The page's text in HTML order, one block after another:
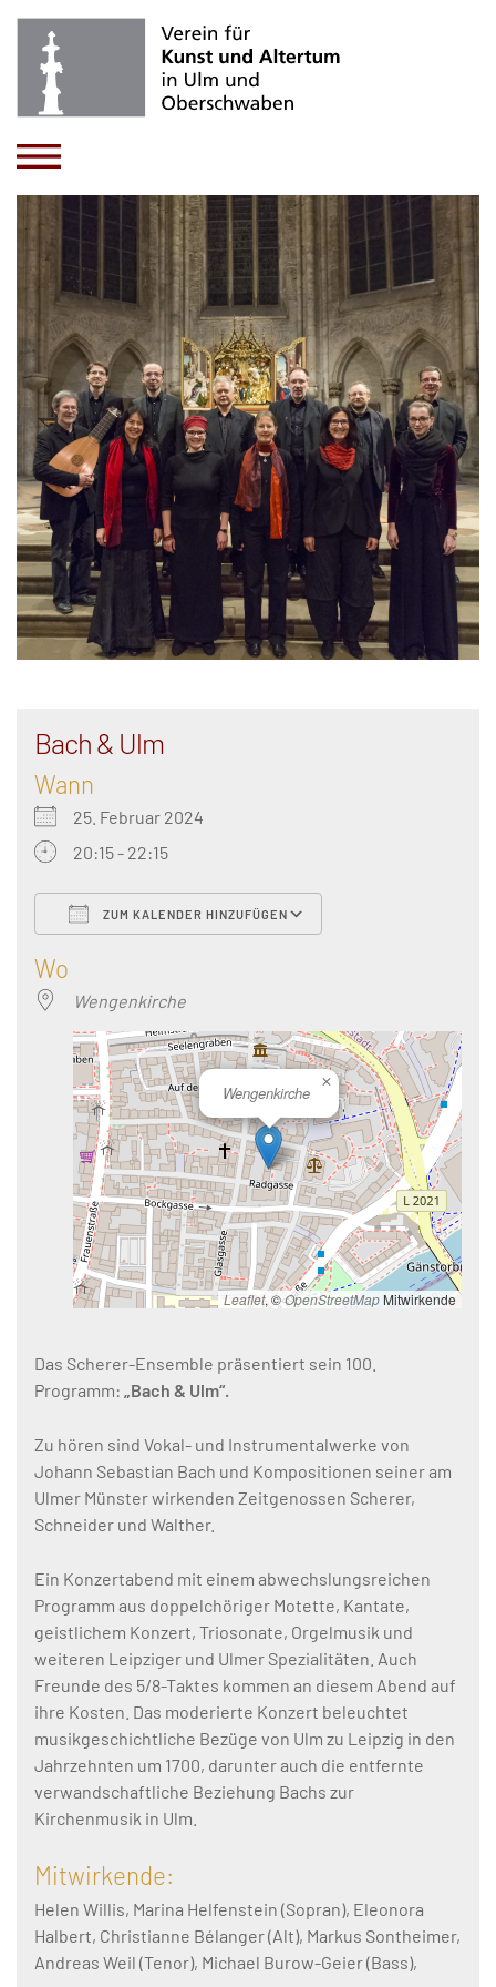
Bach & Ulm
Wann
25. Februar 2024
20:15 - 22:15
ZUM KALENDER HINZUFÜGEN
Wo
Wengenkirche
Wengenkirche
×
Leaflet, ©OpenStreetMap Mitwirkende
Das Scherer-Ensemble präsentiert sein 100.
Programm: „Bach & Ulm“.
Zu hören sind Vokal- und Instrumentalwerke von
Johann Sebastian Bach und Kompositionen seiner am
Ulmer Münster wirkenden Zeitgenossen Scherer,
Schneider und Walther.
Ein Konzertabend mit einem abwechslungsreichen
Programm aus doppelchöriger Motette, Kantate,
geistlichem Konzert, Triosonate, Orgelmusik und
weiteren Leipziger und Ulmer Spezialitäten. Auch
Freunde des 5/8-Taktes kommen an diesem Abend auf
ihre Kosten. Das moderierte Konzert beleuchtet
musikgeschichtliche Bezüge von Ulm zu Leipzig in den
Jahrzehnten um 1700, darunter auch die entfernte
verwandschaftliche Beziehung Bachs zur
Kirchenmusik in Ulm.
Mitwirkende:
Helen Willis, Marina Helfenstein (Sopran), Eleonora
Halbert, Christianne Bélanger (Alt), Markus Sontheimer,
Andreas Weil (Tenor), Michael Burow-Geier (Bass),